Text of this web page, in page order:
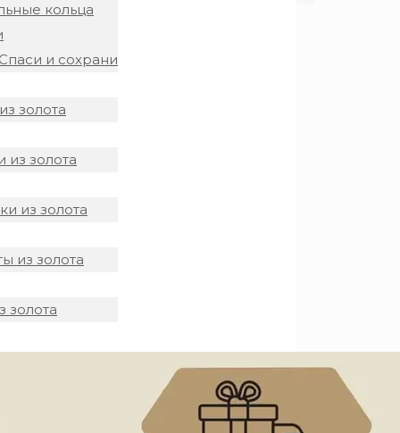
кольца
и сохрани
золота
из золота
из золота
из золота
золота